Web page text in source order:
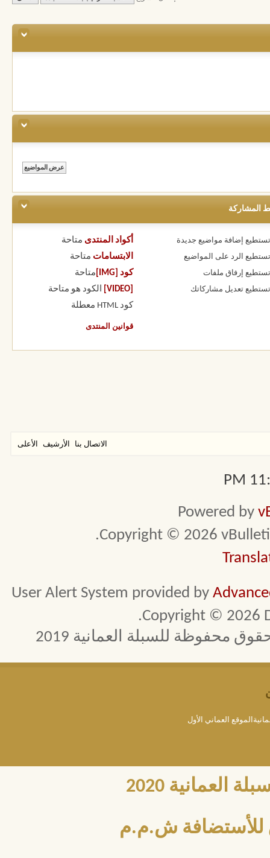
المشاركة
تستطيع إضافة مواضيع جديدة
تستطيع الرد على المواضيع
تستطيع إرفاق ملفات
تستطيع تعديل مشاركاتك
أكواد المنتدى متاحة
الابتسامات متاحة
كود [IMG]
متاحة
الكود هو متاحة
كود HTML
معطلة
قوانين المنتدى
الاتصال بنا الأرشيف الأعلى
Powered by
Copyright © 2026
User Alert System provided by
Copyright © 2026
محفوظة للسبلة العمانية 2019
العماني الأول
2020
للأستضافة ش.م.م